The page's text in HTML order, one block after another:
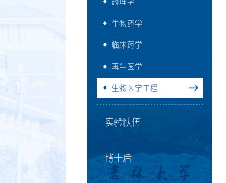
药理学
生物药学
临床药学
再生医学
生物医学工程
实验队伍
博士后